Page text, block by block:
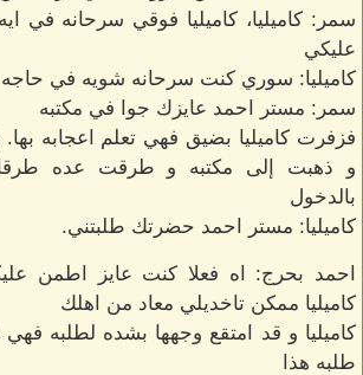
سمر: كاميليا، كاميليا فوقي سرحانه في
عليكي
كاميليا: سوري كنت سرحانه شويه في حاجه
سمر: مستر احمد عايزك جوا في مكتبه
فزفرت كاميليا بضيق فهي تعلم اعجابه
و ذهبت إلى مكتبه و طرقت عده
بالدخول
كاميليا: مستر احمد حضرتك طلبتني.
احمد بحرج: اه فعلا كنت عايز اطمن
كاميليا ممكن تاخديلي معاد من اهلك
كاميليا و قد امتقع وجهها بشده لطلبه
طلبه هذا